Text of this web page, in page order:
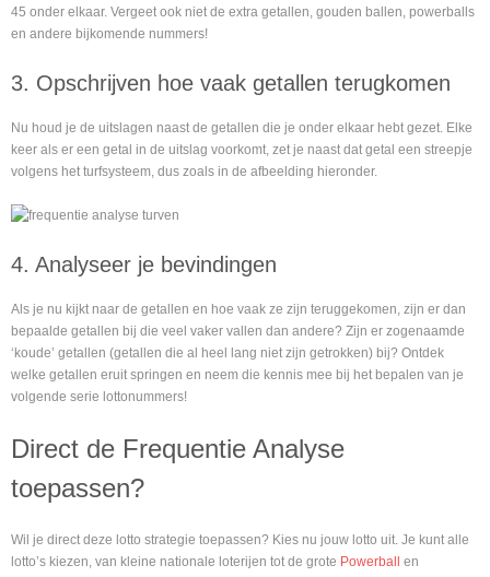
45 onder elkaar. Vergeet ook niet de extra getallen, gouden ballen, powerballs
en andere bijkomende nummers!
3. Opschrijven hoe vaak getallen terugkomen
Nu houd je de uitslagen naast de getallen die je onder elkaar hebt gezet. Elke
keer als er een getal in de uitslag voorkomt, zet je naast dat getal een streepje
volgens het turfsysteem, dus zoals in de afbeelding hieronder.
4. Analyseer je bevindingen
Als je nu kijkt naar de getallen en hoe vaak ze zijn teruggekomen, zijn er dan
bepaalde getallen bij die veel vaker vallen dan andere? Zijn er zogenaamde
‘koude’ getallen (getallen die al heel lang niet zijn getrokken) bij? Ontdek
welke getallen eruit springen en neem die kennis mee bij het bepalen van je
volgende serie lottonummers!
Direct de Frequentie Analyse
toepassen?
Wil je direct deze lotto strategie toepassen? Kies nu jouw lotto uit. Je kunt alle
lotto’s kiezen, van kleine nationale loterijen tot de grote Powerball
en